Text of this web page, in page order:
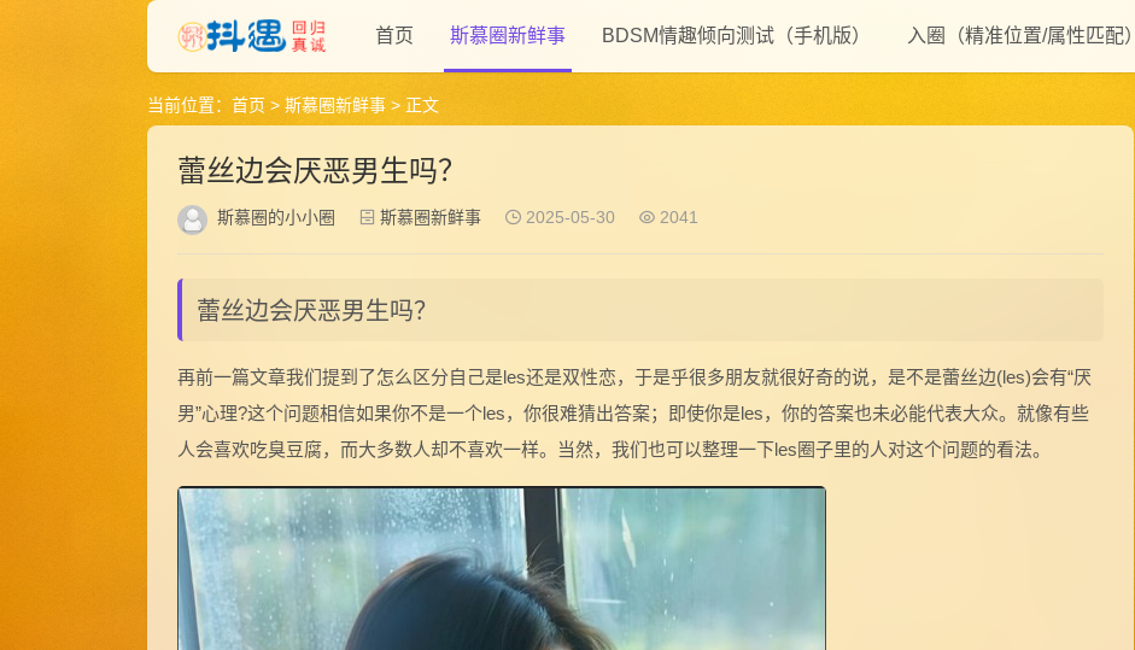
首页 斯慕圈新鲜事 BDSM情趣倾向测试（手机版） 入圈（精准位置/属性匹配）
当前位置： 首页 > 斯慕圈新鲜事 > 正文
蕾丝边会厌恶男生吗？
斯慕圈的小小圈 斯慕圈新鲜事 2025-05-30 2041
蕾丝边会厌恶男生吗？
再前一篇文章我们提到了怎么区分自己是les还是双性恋，于是乎很多朋友就很好奇的说，是不是蕾丝边(les)会有“厌
男”心理?这个问题相信如果你不是一个les，你很难猜出答案；即使你是les，你的答案也未必能代表大众。就像有些
人会喜欢吃臭豆腐，而大多数人却不喜欢一样。当然，我们也可以整理一下les圈子里的人对这个问题的看法。